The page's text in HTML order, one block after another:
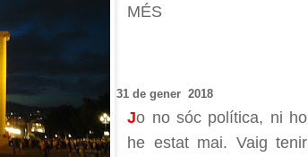
MÉS
31 de gener 2018
Jo no sóc política, ni ho
he estat mai. Vaig tenir